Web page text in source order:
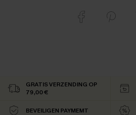
GRATIS VERZENDING OP
79,00 €
BEVEILIGEN PAYMEMT